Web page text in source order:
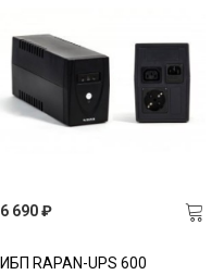
6 690 ₽
ИБП RAPAN-UPS 600